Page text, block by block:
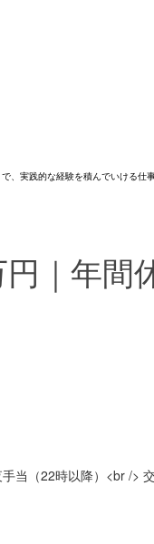
実践的な経験を積んでいける
｜年間
（22時以降）<br />